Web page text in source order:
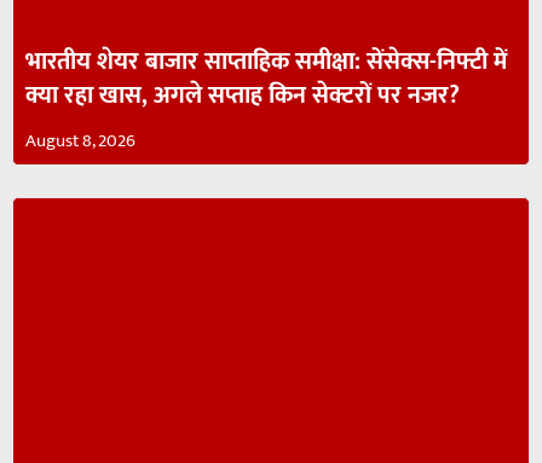
भारतीय शेयर बाजार साप्ताहिक समीक्षा: सेंसेक्स-निफ्टी में
क्या रहा खास, अगले सप्ताह किन सेक्टरों पर नजर?
August 8, 2026